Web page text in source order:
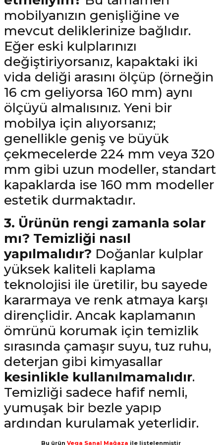
mobilyanızın genişliğine ve
mevcut deliklerinize bağlıdır.
Eğer eski kulplarınızı
değiştiriyorsanız, kapaktaki iki
vida deliği arasını ölçüp (örneğin
16 cm geliyorsa 160 mm) aynı
ölçüyü almalısınız. Yeni bir
mobilya için alıyorsanız;
genellikle geniş ve büyük
çekmecelerde 224 mm veya 320
mm gibi uzun modeller, standart
kapaklarda ise 160 mm modeller
estetik durmaktadır.
3. Ürünün rengi zamanla solar
mı? Temizliği nasıl
yapılmalıdır? Doğanlar kulplar
yüksek kaliteli kaplama
teknolojisi ile üretilir, bu sayede
kararmaya ve renk atmaya karşı
dirençlidir. Ancak kaplamanın
ömrünü korumak için temizlik
sırasında çamaşır suyu, tuz ruhu,
deterjan gibi kimyasallar
kesinlikle kullanılmamalıdır.
Temizliği sadece hafif nemli,
yumuşak bir bezle yapıp
ardından kurulamak yeterlidir.
Bu ürün Vega Sanal Mağaza ile listelenmiştir